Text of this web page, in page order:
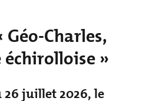
Charles,
»
26 juillet 2026, le